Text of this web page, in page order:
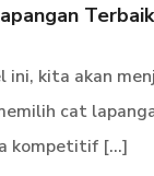
ini, kita akan
cat
kompetitif [...]